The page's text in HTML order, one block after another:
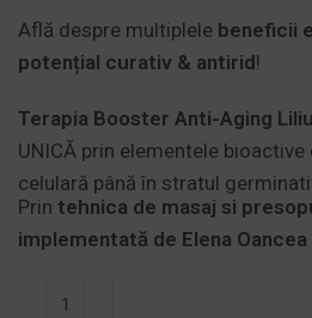
Află despre multiplele beneficii
potențial curativ & antirid!
Terapia Booster Anti-Aging
UNICĂ prin elementele
celulară până în stratul
Prin tehnica de masaj si
implementată de Elena Oancea
relaxează, și toate contracturile